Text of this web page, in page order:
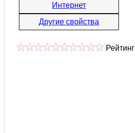
Интернет
Другие свойства
Рейтинг